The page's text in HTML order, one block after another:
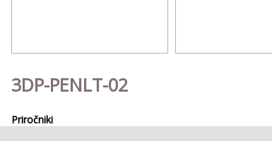
3DP-PENLT-02
Priročniki